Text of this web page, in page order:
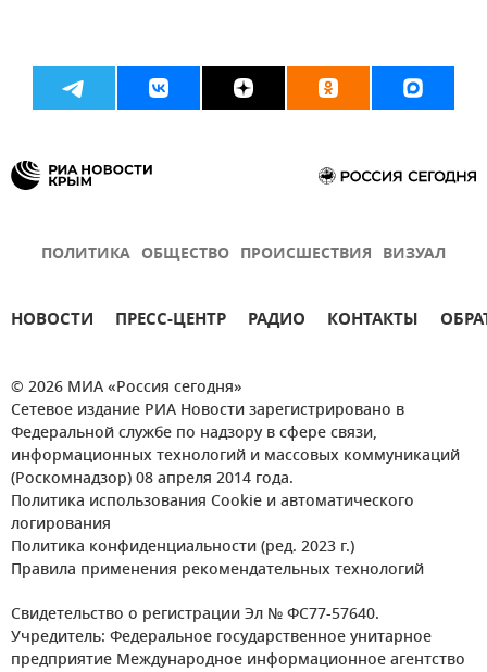
ПОЛИТИКА ОБЩЕСТВО ПРОИСШЕСТВИЯ ВИЗУАЛ
НОВОСТИ ПРЕСС-ЦЕНТР РАДИО КОНТАКТЫ
© 2026 МИА «Россия сегодня»
Сетевое издание РИА Новости зарегистрировано в
Федеральной службе по надзору в сфере связи,
информационных технологий и массовых коммуникаций
(Роскомнадзор) 08 апреля 2014 года.
Политика использования Cookie и автоматического
логирования
Политика конфиденциальности (ред. 2023 г.)
Правила применения рекомендательных технологий
Свидетельство о регистрации Эл № ФС77-57640.
Учредитель: Федеральное государственное унитарное
предприятие Международное информационное агентство